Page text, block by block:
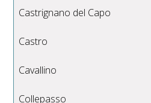
Castrignano del Capo
Castro
Cavallino
Collepasso